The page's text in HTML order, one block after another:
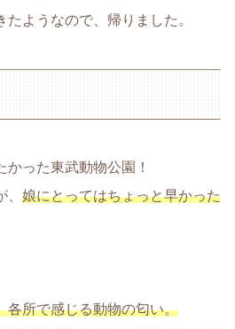
ようなので、帰りました。
った東武動物公園！
娘にとってはちょっと早かった
各所で感じる動物の匂い。